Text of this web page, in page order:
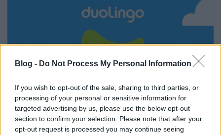
Blog - Do Not Process My Personal Information
If you wish to opt-out of the sale, sharing to third parties, or
processing of your personal or sensitive information for
targeted advertising by us, please use the below opt-out
section to confirm your selection. Please note that after your
opt-out request is processed you may continue seeing